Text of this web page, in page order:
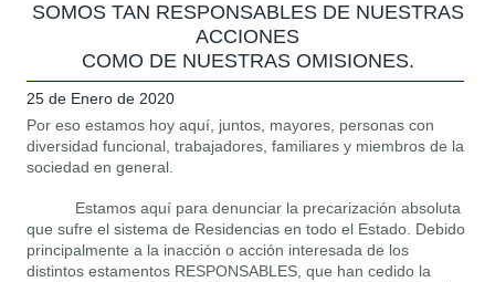
SOMOS TAN RESPONSABLES DE NUESTRAS
ACCIONES
COMO DE NUESTRAS OMISIONES.
25 de Enero de 2020
Por eso estamos hoy aquí, juntos, mayores, personas con
diversidad funcional, trabajadores, familiares y miembros de la
sociedad en general.
Estamos aquí para denunciar la precarización absoluta
que sufre el sistema de Residencias en todo el Estado. Debido
principalmente a la inacción o acción interesada de los
distintos estamentos RESPONSABLES, que han cedido la